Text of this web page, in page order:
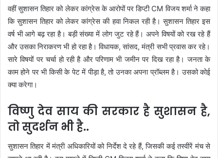
वहीं सुशासन तिहार को लेकर कांग्रेस के आरोपों पर डिप्टी CM विजय शर्मा ने कहा
कि सुशासन तिहार को लेकर कांग्रेस की हवा निकल रही है। सुशासन तिहार इस
वर्ष भी आगे बढ़ रहा है। बड़ी संख्या में लोग जुट रहे हैं। अपने विषयों को रख रहे हैं
और उसका निराकरण भी हो रहा है। विधायक, सांसद, मंत्री सभी प्रवास कर रहे।
सारे विषयों पर चर्चा हो रही है और परिणाम भी जमीन पर दिख रहा है। जनता के
काम होने पर भी किसी के पेट में पीड़ा है, तो उनका अपना प्रॉब्लम है। उसको कोई
क्या करेगा।
विष्णु देव साय की सरकार है सुशासन है,
तो सुदर्शन भी है..
सुशासन तिहार में मंत्री अधिकारियों को निर्देश दे रहे हैं, जिसकी कई तस्वीरें मंच से